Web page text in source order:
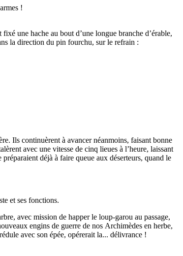
!
une hache au bout d’une longue branche d’érable,
la direction du pin fourchu, sur le refrain :
Ils continuèrent à avancer néanmoins, faisant bonne
avec une vitesse de cinq lieues à l’heure, laissant
déjà à faire queue aux déserteurs, quand le
et ses fonctions.
avec mission de happer le loup-garou au passage,
engins de guerre de nos Archimèdes en herbe,
avec son épée, opérerait la... délivrance !